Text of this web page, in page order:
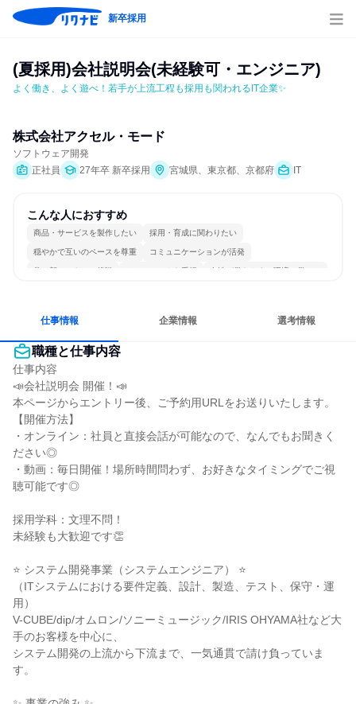
新卒採用
(夏採用)会社説明会(未経験可・エンジニア)
よく働き、よく遊べ！若手が上流工程も採用も関われるIT企業✨
株式会社アクセル・モード
ソフトウェア開発
正社員
27年卒 新卒採用 宮城県、東京都、京都府 IT
こんな人におすすめ
商品・サービスを製作したい 採用・育成に関わりたい
穏やかで互いのペースを尊重 コミュニケーションが活発
常に新しいものに挑戦 チームワークを重視 女性が働きやすい環境で働ける
仕事情報 企業情報 選考情報
職種と仕事内容
仕事内容
📣会社説明会 開催！📣
本ページからエントリー後、ご予約用URLをお送りいたします。
【開催方法】
・オンライン：社員と直接会話が可能なので、なんでもお聞きく
ださい◎
・動画：毎日開催！場所時間問わず、お好きなタイミングでご視
聴可能です◎
採用学科：文理不問！
未経験も大歓迎です👏
⭐ システム開発事業（システムエンジニア） ⭐
（ITシステムにおける要件定義、設計、製造、テスト、保守・運
用）
V-CUBE/dip/オムロン/ソニーミュージック/IRIS OHYAMA社など大
手のお客様を中心に、
システム開発の上流から下流まで、一気通貫で請け負っていま
す。